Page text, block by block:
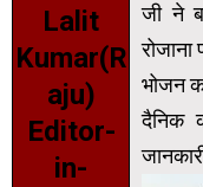
Lalit
Kumar(R
aju)
Editor-
in-
जी ने
भोजन
दैनिक